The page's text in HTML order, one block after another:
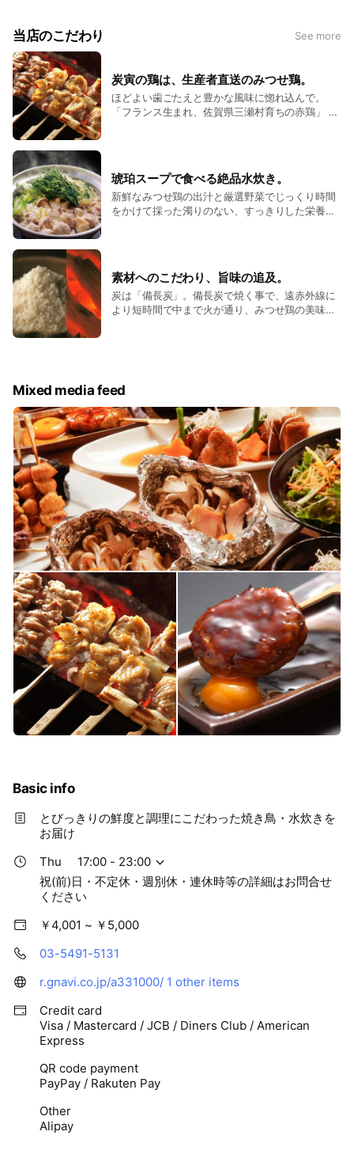
当店のこだわり See more
炭寅の鶏は、生産者直送のみつせ鶏。
ほどよい歯ごたえと豊かな風味に惚れ込んで。
「フランス生まれ、佐賀県三瀬村育ちの赤鶏」 日
上の舌触り』。
琥珀スープで食べる絶品水炊き。
新鮮なみつせ鶏の出汁と厳選野菜でじっくり時間
をかけて採った濁りのない、すっきりした栄養た
素材へのこだわり、旨味の追及。
炭は「備長炭」。備長炭で焼く事で、遠赤外線に
より短時間で中まで火が通り、みつせ鶏の美味し
Mixed media feed
Basic info
とびっきりの鮮度と調理にこだわった焼き鳥・水炊きを
お届け
Thu
17:00 - 23:00
祝(前)日・不定休・週別休・連休時等の詳細はお問合せ
ください
￥4,001 ~ ￥5,000
03-5491-5131
r.gnavi.co.jp/a331000/ 1 other items
Credit card
Visa / Mastercard / JCB / Diners Club / American
Express
QR code payment
PayPay / Rakuten Pay
Other
Alipay